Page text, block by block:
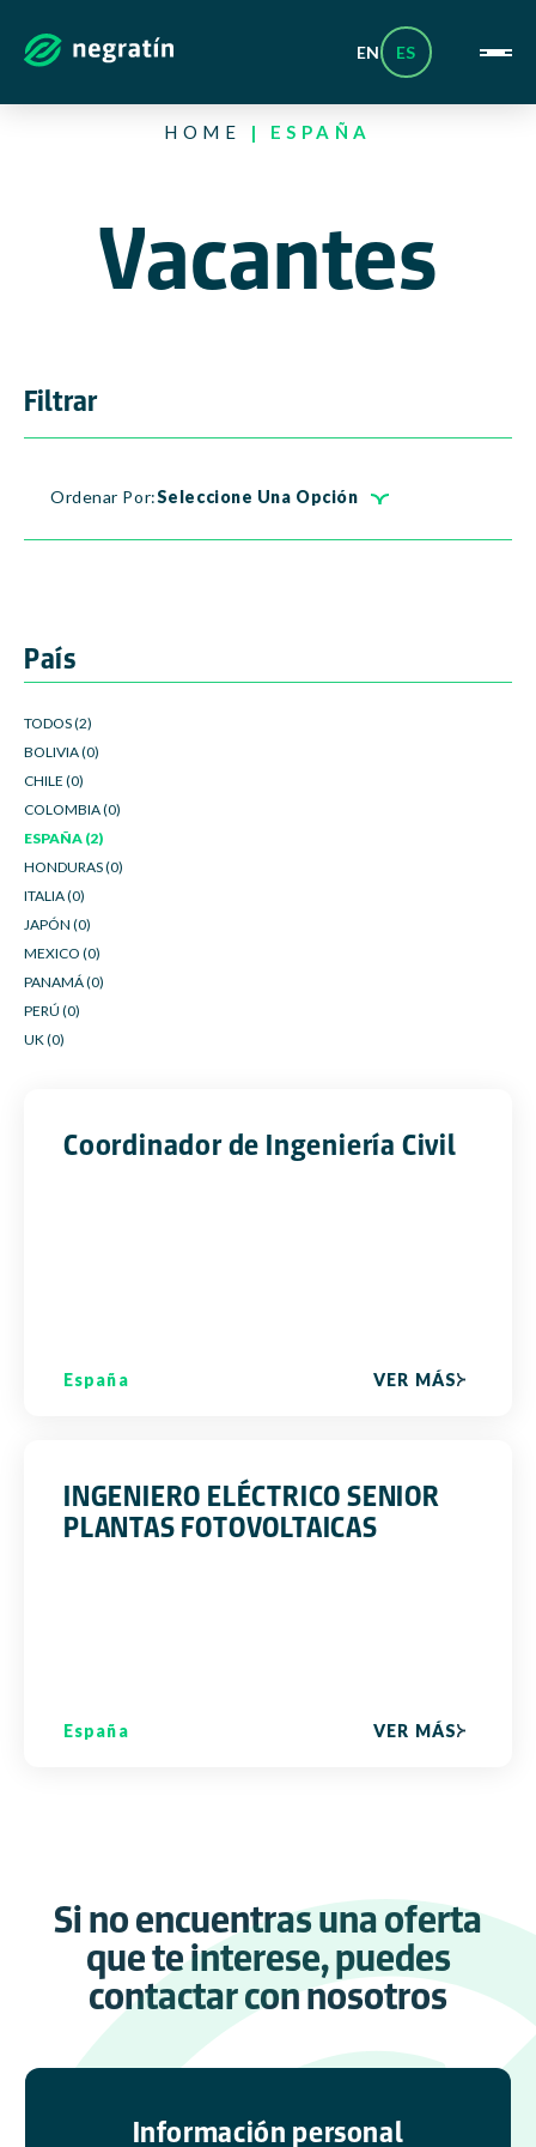
EN ES
HOME | ESPAÑA
Vacantes
Filtrar
Ordenar Por:Seleccione Una Opción
País
TODOS (2)
BOLIVIA (0)
CHILE (0)
COLOMBIA (0)
ESPAÑA (2)
HONDURAS (0)
ITALIA (0)
JAPÓN (0)
MEXICO (0)
PANAMÁ (0)
PERÚ (0)
UK (0)
Coordinador de Ingeniería Civil
España VER MÁS
INGENIERO ELÉCTRICO SENIOR
PLANTAS FOTOVOLTAICAS
España VER MÁS
Si no encuentras una oferta
que te interese, puedes
contactar con nosotros
Información personal